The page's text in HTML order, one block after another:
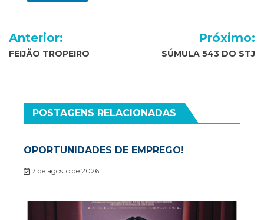
Navegação
de
Anterior:
FEIJÃO TROPEIRO
Próximo:
SÚMULA 543 DO STJ
POSTAGENS RELACIONADAS
OPORTUNIDADES DE EMPREGO!
7 de agosto de 2026